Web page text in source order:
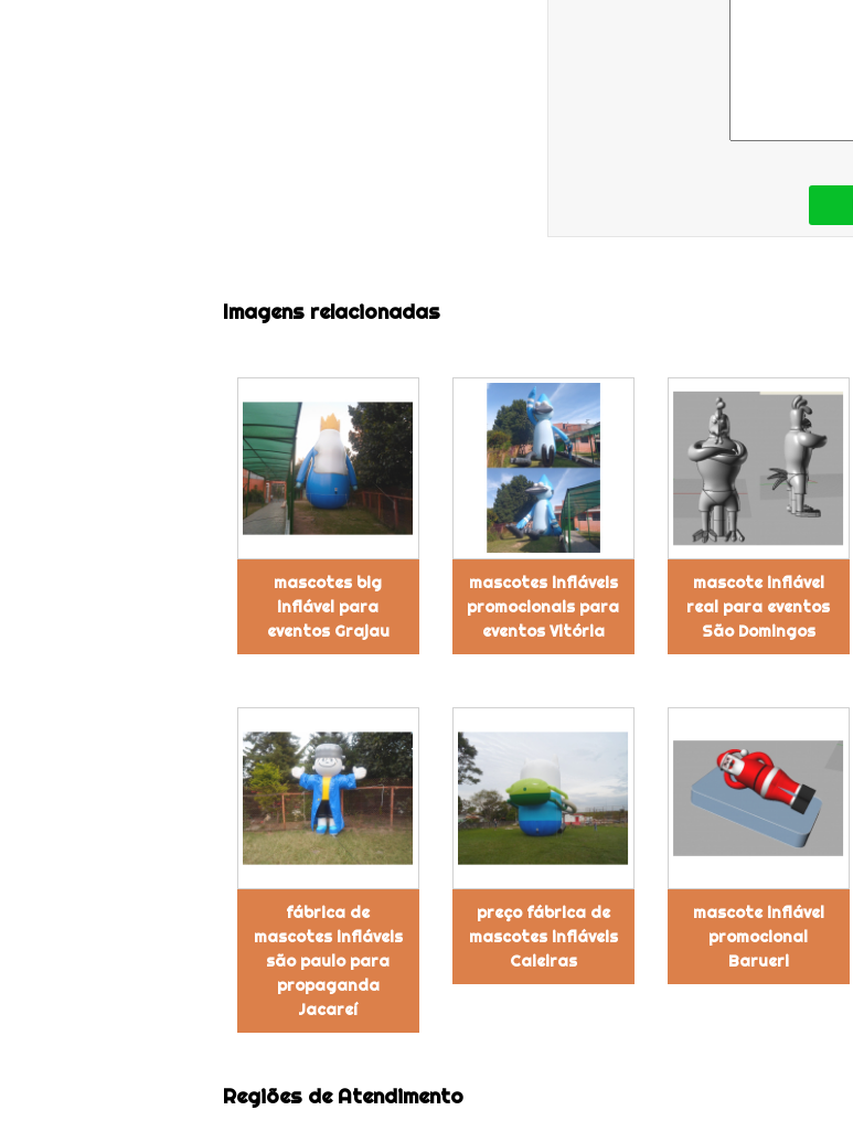
Imagens relacionadas
mascotes big
inflável para
eventos Grajau
mascotes infláveis
promocionais para
eventos Vitória
mascote inflável
real para eventos
São Domingos
fábrica de
mascotes infláveis
são paulo para
propaganda
Jacareí
preço fábrica de
mascotes infláveis
Caieiras
mascote inflável
promocional
Barueri
Regiões de Atendimento